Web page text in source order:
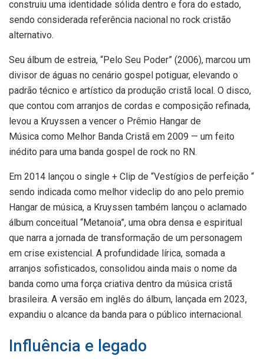
construiu uma identidade sólida dentro e fora do estado,
sendo considerada referência nacional no rock cristão
alternativo.
Seu álbum de estreia, “Pelo Seu Poder” (2006), marcou um
divisor de águas no cenário gospel potiguar, elevando o
padrão técnico e artístico da produção cristã local. O disco,
que contou com arranjos de cordas e composição refinada,
levou a Kruyssen a vencer o Prêmio Hangar de
Música como Melhor Banda Cristã em 2009 — um feito
inédito para uma banda gospel de rock no RN.
Em 2014 lançou o single + Clip de “Vestígios de perfeição “
sendo indicada como melhor videclip do ano pelo premio
Hangar de música, a Kruyssen também lançou o aclamado
álbum conceitual “Metanoia”, uma obra densa e espiritual
que narra a jornada de transformação de um personagem
em crise existencial. A profundidade lírica, somada a
arranjos sofisticados, consolidou ainda mais o nome da
banda como uma força criativa dentro da música cristã
brasileira. A versão em inglês do álbum, lançada em 2023,
expandiu o alcance da banda para o público internacional.
Influência e legado